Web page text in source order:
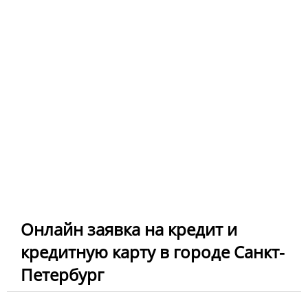
Онлайн заявка на кредит и
кредитную карту в городе Санкт-
Петербург